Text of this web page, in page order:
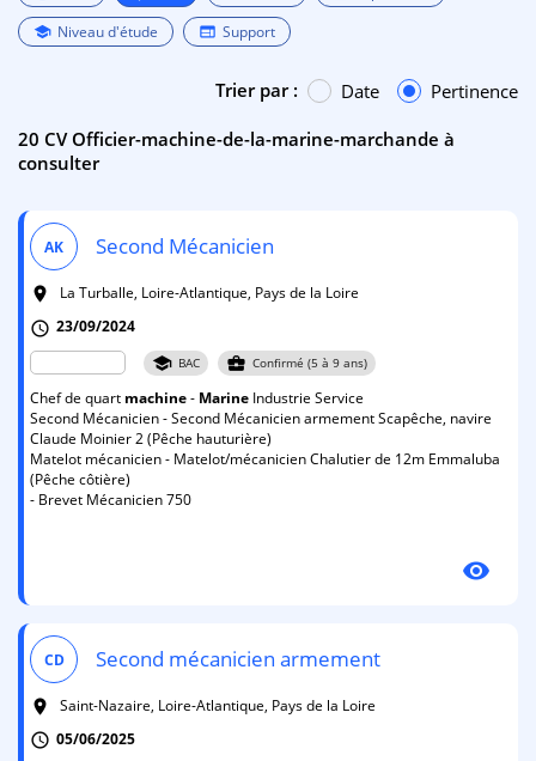
school Niveau d'étude web Support
20 CV Officier-machine-de-la-marine-marchande à
consulter
Trier par : Date Pertinence
AK Second Mécanicien
room
La Turballe, Loire-Atlantique, Pays de la Loire
schedule 23/09/2024
school BAC business_center Confirmé (5 à 9 ans)
Chef de quart machine- Marine Industrie Service
Second Mécanicien - Second Mécanicien armement Scapêche, navire
Claude Moinier 2 (Pêche hauturière)
Matelot mécanicien - Matelot/mécanicien Chalutier de 12m Emmaluba
(Pêche côtière)
- Brevet Mécanicien 750
visibility
CD Second mécanicien armement
room
Saint-Nazaire, Loire-Atlantique, Pays de la Loire
schedule 05/06/2025